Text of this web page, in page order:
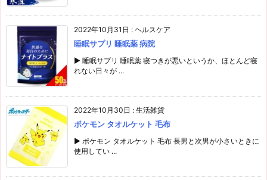
2022年10月31日 : ヘルスケア
睡眠サプリ 睡眠薬 病院
▶ 睡眠サプリ 睡眠薬 寝つきが悪いというか、ほとんど寝
れない日々が ...
2022年10月30日 : 生活雑貨
ポケモン タオルケット 毛布
▶ ポケモン タオルケット 毛布 長男と次男が小さいときに
使用してい ...